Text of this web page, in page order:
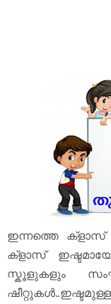
ഇന്നത്തെ ക്‌ളാസ്
ക്‌ളാസ്
സ്കൂളുകളും